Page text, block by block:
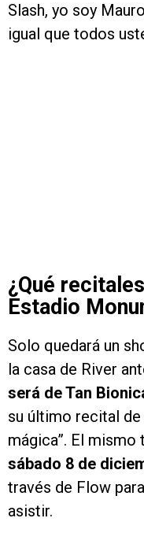
Slash, yo soy
igual que todos
¿Qué
Estadio
Solo quedará un
la casa de River
será de Tan
su último recital de
mágica”. El mismo
sábado 8 de
través de Flow
asistir.